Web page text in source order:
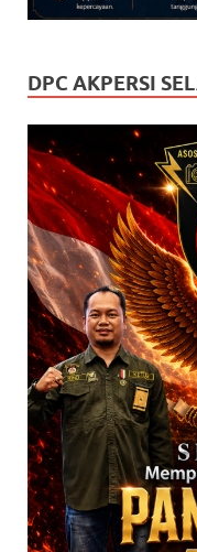
DPC AKPERSI